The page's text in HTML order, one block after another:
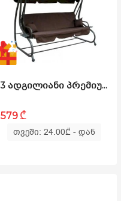
3 ᲐᲓᲒᲘᲚᲘᲐᲜᲘ ᲞᲠᲔᲛᲘᲣᲛ ᲡᲐᲥᲐᲜᲔᲚᲐ - ᲒᲐᲡᲐᲨᲚᲔᲚᲘ
579 ₾
თვეში: 24.00₾- დან